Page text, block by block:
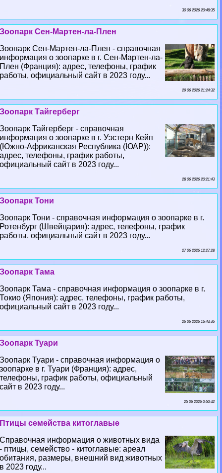
30 06 2026 20:48:35
Зоопарк Сен-Мартен-ла-Плен
Зоопарк Сен-Мартен-ла-Плен - справочная
информация о зоопарке в г. Сен-Мартен-ла-
Плен (Франция): адрес, телефоны, график
работы, официальный сайт в 2023 году...
29 06 2026 21:24:32
Зоопарк Тайгерберг
Зоопарк Тайгерберг - справочная
информация о зоопарке в г. Уэстерн Кейп
(Южно-Африканская Республика (ЮАР)):
адрес, телефоны, график работы,
официальный сайт в 2023 году...
28 06 2026 20:21:43
Зоопарк Тони
Зоопарк Тони - справочная информация о зоопарке в г.
Ротенбург (Швейцария): адрес, телефоны, график
работы, официальный сайт в 2023 году...
27 06 2026 12:27:28
Зоопарк Тама
Зоопарк Тама - справочная информация о зоопарке в г.
Токио (Япония): адрес, телефоны, график работы,
официальный сайт в 2023 году...
26 06 2026 16:43:36
Зоопарк Туари
Зоопарк Туари - справочная информация о
зоопарке в г. Туари (Франция): адрес,
телефоны, график работы, официальный
сайт в 2023 году...
25 06 2026 0:50:32
Птицы семейства китоглавые
Справочная информация о животных вида
- птицы, семейство - китоглавые: ареал
обитания, размеры, внешний вид животных
в 2023 году...